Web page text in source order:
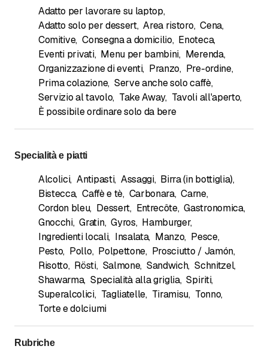
Adatto per lavorare su laptop,
Adatto solo per dessert, Area ristoro, Cena,
Comitive, Consegna a domicilio, Enoteca,
Eventi privati, Menu per bambini, Merenda,
Organizzazione di eventi, Pranzo, Pre-ordine,
Prima colazione, Serve anche solo caffè,
Servizio al tavolo, Take Away, Tavoli all'aperto,
È possibile ordinare solo da bere
Specialità e piatti
Alcolici, Antipasti, Assaggi, Birra (in bottiglia),
Bistecca, Caffè e tè, Carbonara, Carne,
Cordon bleu, Dessert, Entrecôte, Gastronomica,
Gnocchi, Gratin, Gyros, Hamburger,
Ingredienti locali, Insalata, Manzo, Pesce,
Pesto, Pollo, Polpettone, Prosciutto / Jamón,
Risotto, Rösti, Salmone, Sandwich, Schnitzel,
Shawarma, Specialità alla griglia, Spiriti,
Superalcolici, Tagliatelle, Tiramisu, Tonno,
Torte e dolciumi
Rubriche